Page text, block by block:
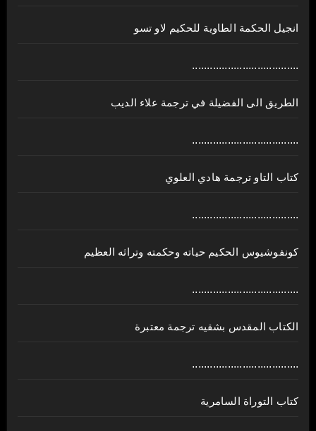
انجيل الحكمة الطاوية للحكيم لاو تسو
....................................
الطريق الى الفضيلة في ترجمة علاء الديب
....................................
كتاب التاو ترجمة هادي العلوي
....................................
كونفوشيوس الحكيم حياته وحكمته وتراثه العظيم
....................................
الكتاب المقدس بشقيه ترجمة معتبرة
....................................
كتاب التوراة السامرية